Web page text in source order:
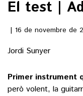
El test |
16 de novembre de
Jordi Sunyer
Primer instrument
però volent, la